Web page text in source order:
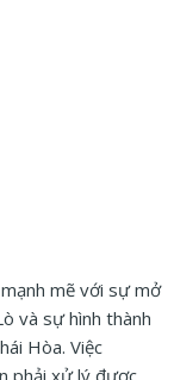
mẽ với sự mở
và sự hình thành
Hòa. Việc